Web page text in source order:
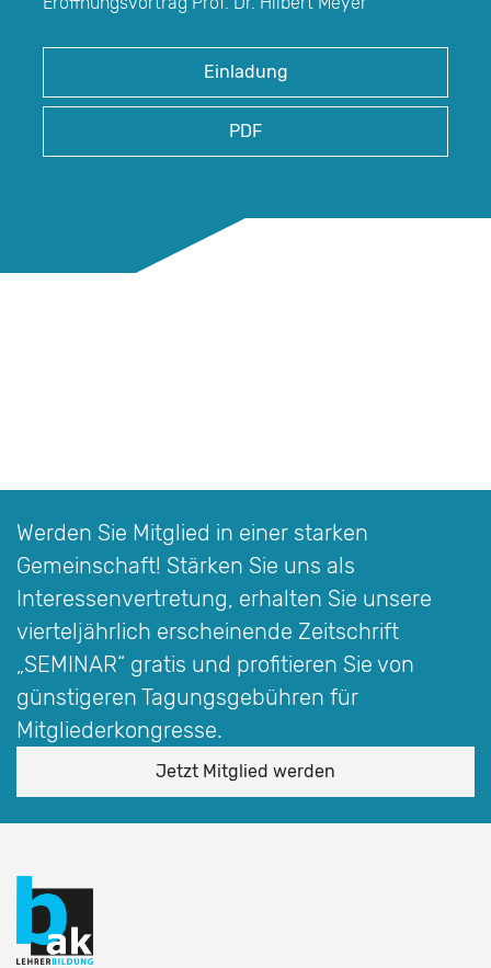
Einladung
PDF
Werden Sie Mitglied in einer starken
Gemeinschaft! Stärken Sie uns als
Interessen­vertretung, erhalten Sie unsere
vierteljährlich erscheinende Zeitschrift
„SEMINAR“ gratis und profitieren Sie von
günstigeren Tagungsgebühren für
Mitgliederkongresse.
Jetzt Mitglied werden